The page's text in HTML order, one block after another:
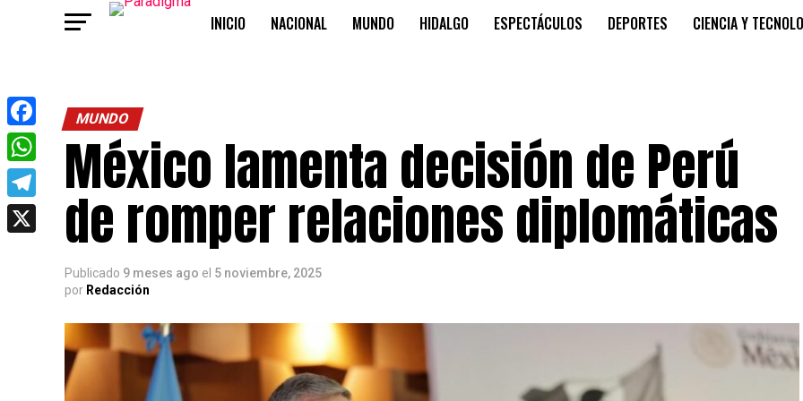
INICIO NACIONAL MUNDO HIDALGO ESPECTÁCULOS DEPORTES CIENCIA Y
MUNDO
México lamenta decisión de Perú
de romper relaciones diplomáticas
Publicado 9 meses ago el 5 noviembre, 2025
por Redacción
Facebook
WhatsApp
Telegram